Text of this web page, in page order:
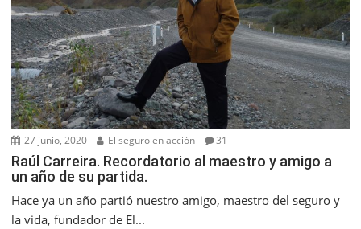
27 junio, 2020 El seguro en acción 31
Raúl Carreira. Recordatorio al maestro y amigo a
un año de su partida.
Hace ya un año partió nuestro amigo, maestro del seguro y
la vida, fundador de El...